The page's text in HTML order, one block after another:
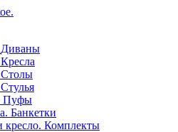
Диваны
Кресла
Столы
Стулья
Пуфы
Банкетки
Комплекты